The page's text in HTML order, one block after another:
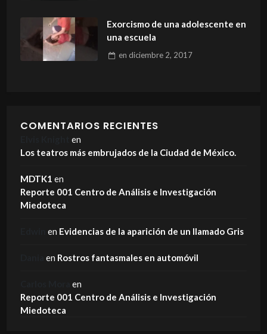
Exorcismo de una adolescente en
una escuela
en diciembre 2, 2017
COMENTARIOS RECIENTES
en
Los teatros más embrujados de la Ciudad de México.
MDTK1 en
Reporte 001 Centro de Análisis e Investigación
Miedoteca
en Evidencias de la aparición de un llamado Gris
en Rostros fantasmales en automóvil
en
Reporte 001 Centro de Análisis e Investigación
Miedoteca